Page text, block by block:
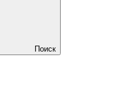
Поиск